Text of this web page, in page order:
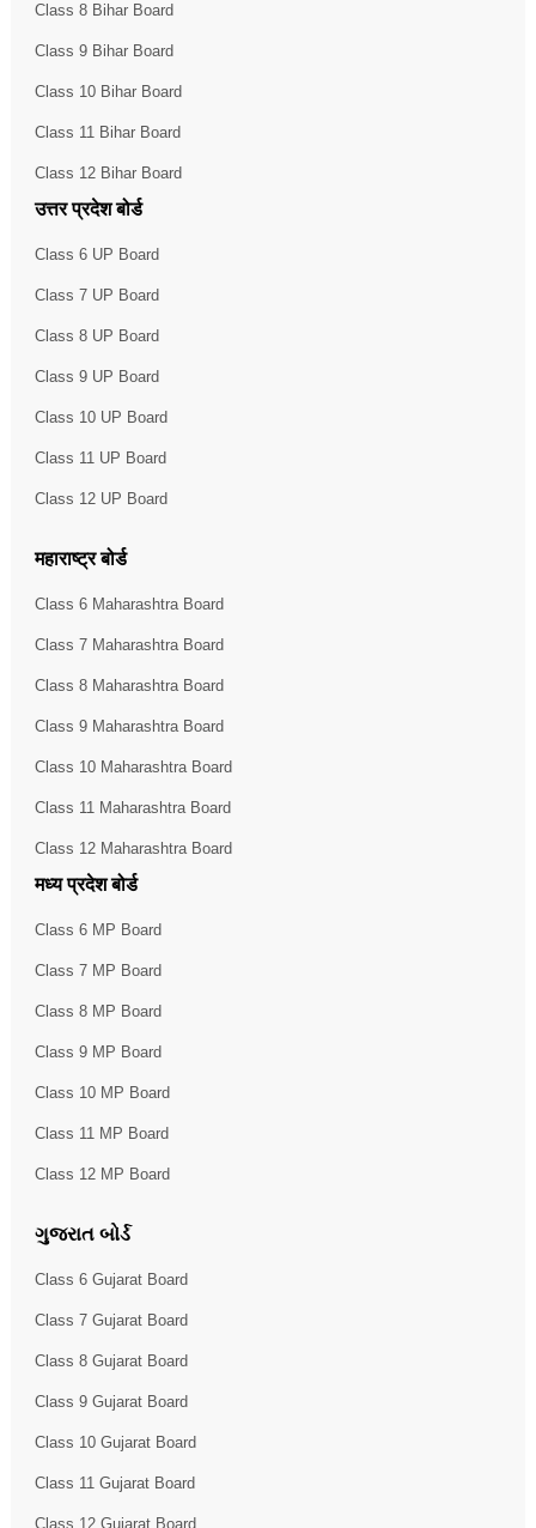
Class 8 Bihar Board
Class 9 Bihar Board
Class 10 Bihar Board
Class 11 Bihar Board
Class 12 Bihar Board
उत्तर प्रदेश बोर्ड
Class 6 UP Board
Class 7 UP Board
Class 8 UP Board
Class 9 UP Board
Class 10 UP Board
Class 11 UP Board
Class 12 UP Board
महाराष्ट्र बोर्ड
Class 6 Maharashtra Board
Class 7 Maharashtra Board
Class 8 Maharashtra Board
Class 9 Maharashtra Board
Class 10 Maharashtra Board
Class 11 Maharashtra Board
Class 12 Maharashtra Board
मध्य प्रदेश बोर्ड
Class 6 MP Board
Class 7 MP Board
Class 8 MP Board
Class 9 MP Board
Class 10 MP Board
Class 11 MP Board
Class 12 MP Board
ગુજરાત બોર્ડ
Class 6 Gujarat Board
Class 7 Gujarat Board
Class 8 Gujarat Board
Class 9 Gujarat Board
Class 10 Gujarat Board
Class 11 Gujarat Board
Class 12 Gujarat Board